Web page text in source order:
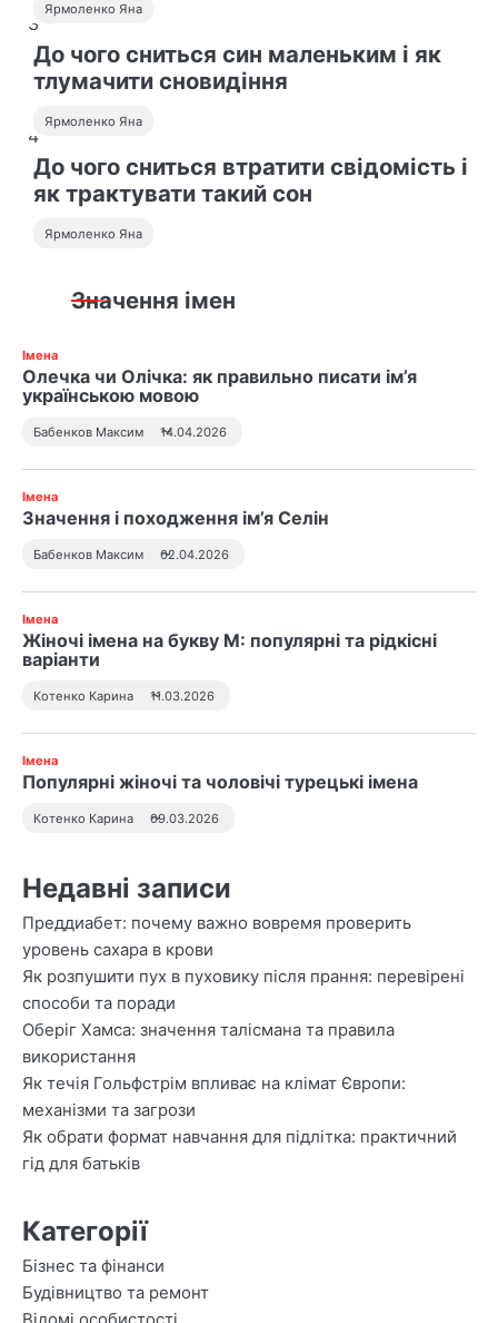
Ярмоленко Яна
3
До чого сниться син маленьким і як
тлумачити сновидіння
Ярмоленко Яна
4
До чого сниться втратити свідомість і
як трактувати такий сон
Ярмоленко Яна
Значення імен
Імена
Олечка чи Олічка: як правильно писати ім’я
українською мовою
Бабенков Максим 14.04.2026
Імена
Значення і походження ім’я Селін
Бабенков Максим 02.04.2026
Імена
Жіночі імена на букву М: популярні та рідкісні
варіанти
Котенко Карина 11.03.2026
Імена
Популярні жіночі та чоловічі турецькі імена
Котенко Карина 09.03.2026
Недавні записи
Преддиабет: почему важно вовремя проверить
уровень сахара в крови
Як розпушити пух в пуховику після прання: перевірені
способи та поради
Оберіг Хамса: значення талісмана та правила
використання
Як течія Гольфстрім впливає на клімат Європи:
механізми та загрози
Як обрати формат навчання для підлітка: практичний
гід для батьків
Категорії
Бізнес та фінанси
Будівництво та ремонт